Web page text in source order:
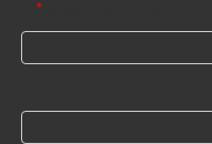
В сегодняшней
*